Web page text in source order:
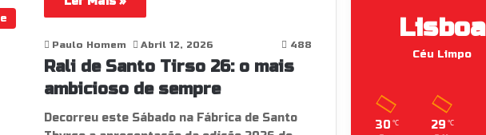
Paulo Homem Abril 12, 2026 488
Rali de Santo Tirso 26: o mais
ambicioso de sempre
Decorreu este Sábado na Fábrica de Santo
Lisboa
Céu Limpo
30 ℃ 29 ℃